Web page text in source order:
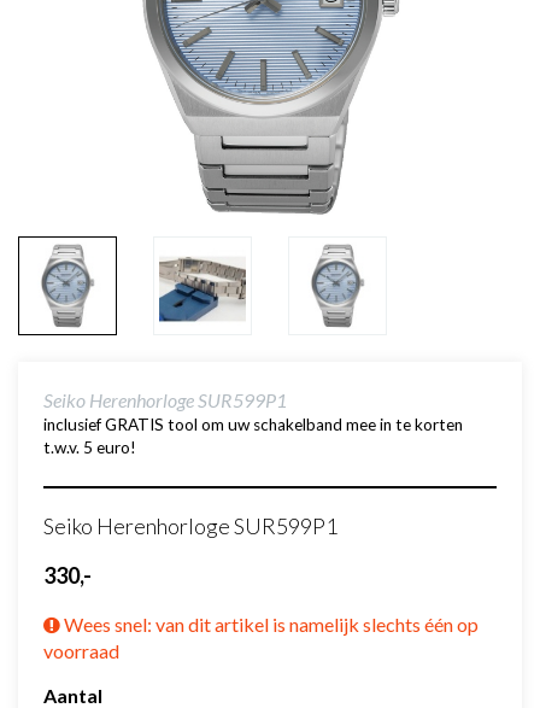
Seiko Herenhorloge SUR599P1
inclusief GRATIS tool om uw schakelband mee in te korten
t.w.v. 5 euro!
Seiko Herenhorloge SUR599P1
330,-
Wees snel: van dit artikel is namelijk slechts één op
voorraad
Aantal